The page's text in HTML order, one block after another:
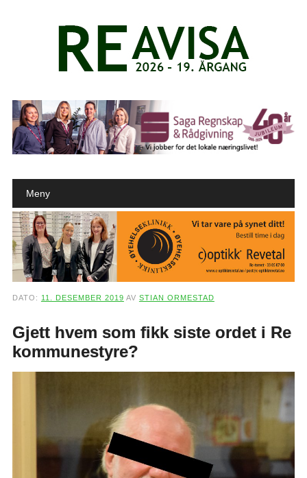
Main menu
Meny
DATO: 11. DESEMBER 2019 AV STIAN ORMESTAD
Gjett hvem som fikk siste ordet i Re
kommunestyre?